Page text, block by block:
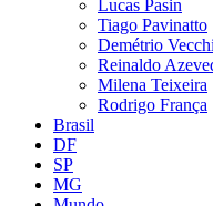
Lucas Pasin
Tiago Pavinatto
Demétrio
Reinaldo
Milena Teixeira
Rodrigo França
Brasil
DF
SP
MG